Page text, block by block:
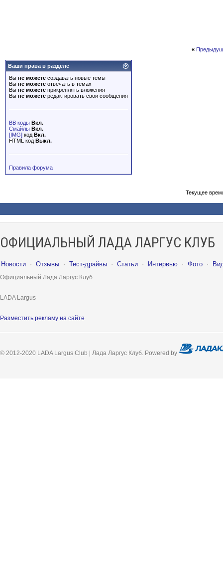
«
Ваши права в разделе
Вы не можете создавать новые темы
Вы не можете отвечать в темах
Вы не можете прикреплять вложения
Вы не можете редактировать свои сообщения
BB коды Вкл.
Смайлы Вкл.
[IMG] код Вкл.
HTML код Выкл.
Правила форума
Текущее
ОФИЦИАЛЬНЫЙ ЛАДА ЛАРГУС КЛУБ
Новости · Отзывы · Тест-драйвы · Статьи · Интервью · Фото ·
Официальный Лада Ларгус Клуб
LADA Largus
Разместить рекламу на сайте
© 2012-2020 LADA Largus Club | Лада Ларгус Клуб. Powered by